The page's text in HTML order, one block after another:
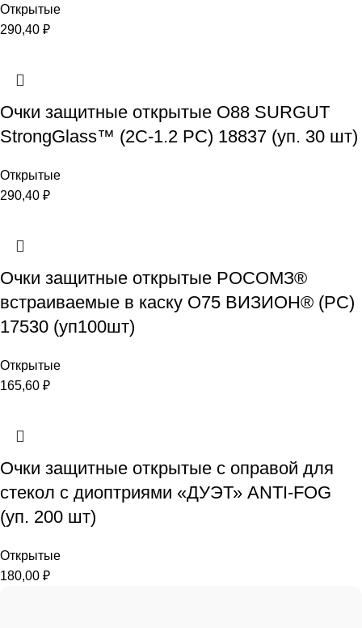
Открытые
290,40 ₽
Очки защитные открытые О88 SURGUT
StrongGlass™ (2C-1.2 РС) 18837 (уп. 30 шт)
Открытые
290,40 ₽
Очки защитные открытые РОСОМЗ®
встраиваемые в каску О75 ВИЗИОН® (РС)
17530 (уп100шт)
Открытые
165,60 ₽
Очки защитные открытые с оправой для
стекол с диоптриями «ДУЭТ» ANTI-FOG
(уп. 200 шт)
Открытые
180,00 ₽